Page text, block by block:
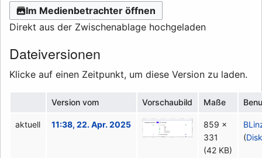
Im Medienbetrachter öffnen
Direkt aus der Zwischenablage hochgeladen
Dateiversionen
Klicke auf einen Zeitpunkt, um diese Version zu laden.
Version vom Vorschaubild Maße
aktuell 11:38, 22. Apr. 2025
859 ×
331
(42 KB)
(